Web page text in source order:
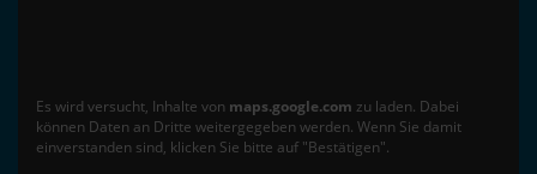
Es wird versucht, Inhalte von maps.google.com zu laden. Dabei
können Daten an Dritte weitergegeben werden. Wenn Sie damit
einverstanden sind, klicken Sie bitte auf "Bestätigen".